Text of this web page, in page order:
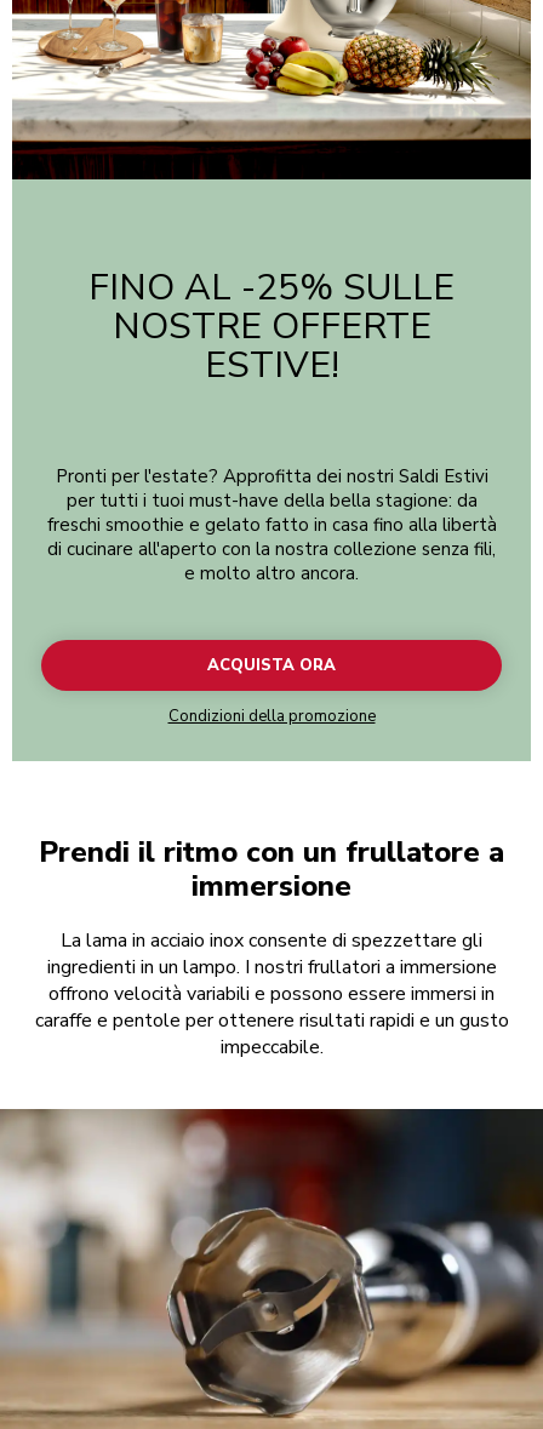
FINO AL -25% SULLE
NOSTRE OFFERTE
ESTIVE!
Pronti per l'estate? Approfitta dei nostri Saldi Estivi
per tutti i tuoi must-have della bella stagione: da
freschi smoothie e gelato fatto in casa fino alla libertà
di cucinare all'aperto con la nostra collezione senza fili,
e molto altro ancora.
ACQUISTA ORA
Condizioni della promozione
Prendi il ritmo con un frullatore a
immersione
La lama in acciaio inox consente di spezzettare gli
ingredienti in un lampo. I nostri frullatori a immersione
offrono velocità variabili e possono essere immersi in
caraffe e pentole per ottenere risultati rapidi e un gusto
impeccabile.